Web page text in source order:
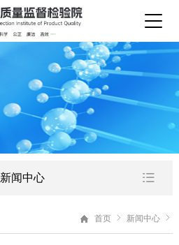
新闻中心
首页 新闻中心